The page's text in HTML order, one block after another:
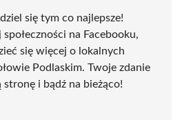
się tym co najlepsze!
społeczności na Facebooku,
się więcej o lokalnych
Podlaskim. Twoje zdanie
i bądź na bieżąco!